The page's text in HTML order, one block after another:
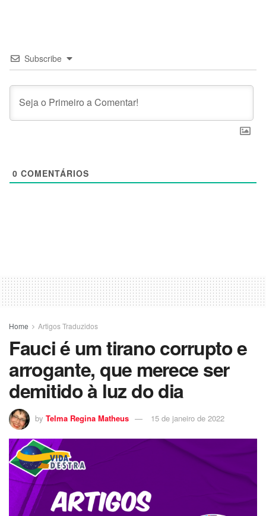
Subscribe
0 COMENTÁRIOS
Home Artigos Traduzidos
Fauci é um tirano corrupto e
arrogante, que merece ser
demitido à luz do dia
by Telma Regina Matheus 15 de janeiro de 2022